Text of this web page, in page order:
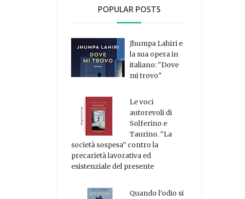
POPULAR POSTS
Jhumpa Lahiri e
la sua opera in
italiano: "Dove
mi trovo"
Le voci
autorevoli di
Solferino e
Taurino. “La
società sospesa” contro la
precarietà lavorativa ed
esistenziale del presente
Quando l’odio si